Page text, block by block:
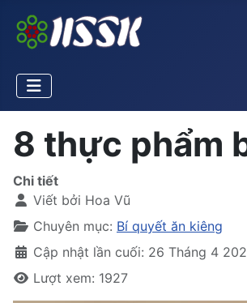
8 thực phẩm
Chi tiết
Viết bởi Hoa Vũ
Chuyên mục: Bí quyết ăn kiêng
Cập nhật lần cuối: 26 Tháng 4
Lượt xem: 1927